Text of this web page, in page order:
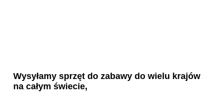
Wysyłamy sprzęt do zabawy do wielu krajów
na całym świecie,